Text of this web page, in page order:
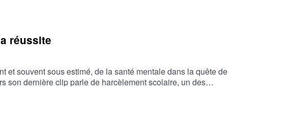
réussite
et souvent sous estimé, de la santé mentale dans la quête de
son dernière clip parle de harcèlement scolaire, un des
dans le sport et la musique, nous vous donnons des clés
de votre vie).| 📲 INSTAGRAM : @la_boussole_postbac|
sur Apple Podcasts, c'est GRATUIT et cela prend 2 s, il suffit